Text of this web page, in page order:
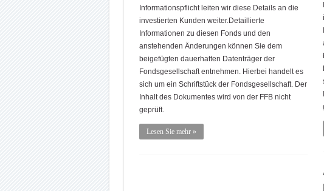
Informationspflicht leiten wir diese Details an die
investierten Kunden weiter.Detaillierte
Informationen zu diesen Fonds und den
anstehenden Änderungen können Sie dem
beigefügten dauerhaften Datenträger der
Fondsgesellschaft entnehmen. Hierbei handelt es
sich um ein Schriftstück der Fondsgesellschaft. Der
Inhalt des Dokumentes wird von der FFB nicht
geprüft.
Lesen Sie mehr »